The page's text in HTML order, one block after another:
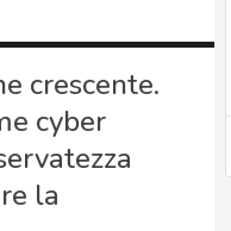
crescente.
cyber
la